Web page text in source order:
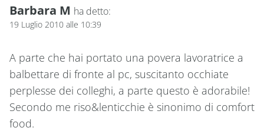
Barbara M ha detto:
19 Luglio 2010 alle 10:39
A parte che hai portato una povera lavoratrice a
balbettare di fronte al pc, suscitanto occhiate
perplesse dei colleghi, a parte questo è adorabile!
Secondo me riso&lenticchie è sinonimo di comfort
food.